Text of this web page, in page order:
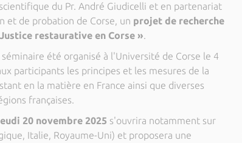
du Pr. André Giudicelli et en partenariat
et de probation de Corse, un projet de recherche
restaurative en Corse ».
été organisé à l'Université de Corse le 4
participants les principes et les mesures de la
en la matière en France ainsi que diverses
françaises.
20 novembre 2025 s'ouvrira notamment sur
Italie, Royaume-Uni) et proposera une